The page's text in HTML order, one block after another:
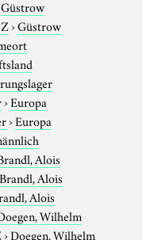
Güstrow
›Güstrow
›Europa
›Europa
Alois
Brandl, Alois
Alois
Wilhelm
›Doegen, Wilhelm